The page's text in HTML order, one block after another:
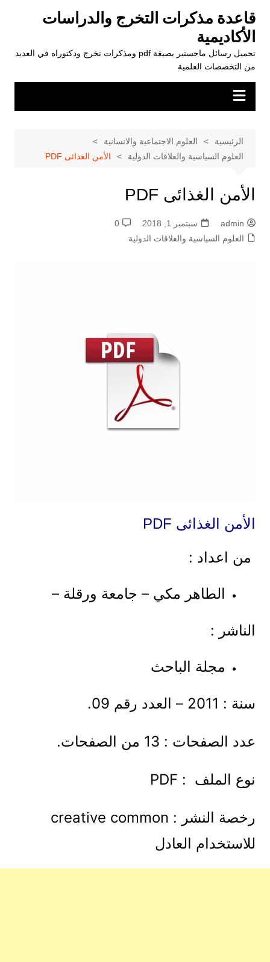
المحتوى
قاعدة مذكرات التخرج والدراسات
الأكاديمية
تحميل رسائل ماجستير بصيغة pdf ومذكرات تخرج ودكتوراه في العديد
من التخصصات العلمية
الرئيسية
العلوم الاجتماعية والانسانية
العلوم السياسية والعلاقات الدولية
الأمن الغذائى PDF
الأمن الغذائى PDF
admin سبتمبر 1, 2018
0
العلوم السياسية والعلاقات الدولية
الأمن الغذائى PDF
من اعداد :
الطاهر مكي – جامعة ورقلة –
الناشر :
مجلة الباحث
سنة : 2011 – العدد رقم 09.
عدد الصفحات : 13 من الصفحات.
نوع الملف : PDF
رخصة النشر : creative common
للاستخدام العادل